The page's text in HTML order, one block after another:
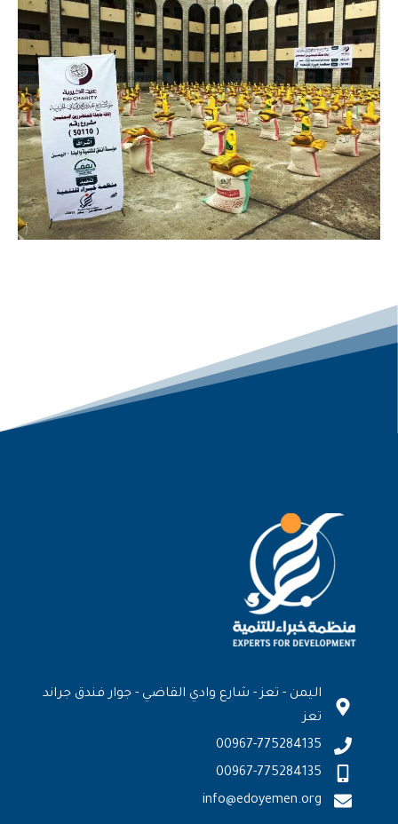
اليمن - تعز - شارع وادي القاضي - جوار فندق جراند
تعز
00967-775284135
00967-775284135
info@edoyemen.org